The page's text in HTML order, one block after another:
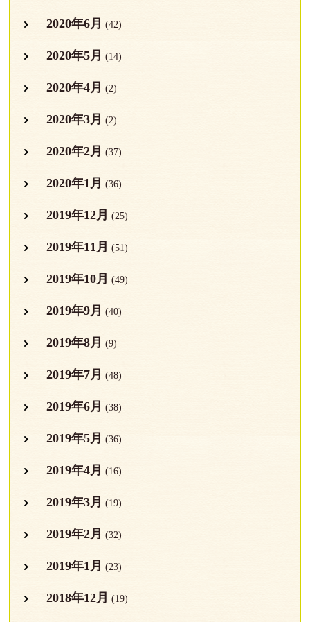
2020年6月 (42)
2020年5月 (14)
2020年4月 (2)
2020年3月 (2)
2020年2月 (37)
2020年1月 (36)
2019年12月 (25)
2019年11月 (51)
2019年10月 (49)
2019年9月 (40)
2019年8月 (9)
2019年7月 (48)
2019年6月 (38)
2019年5月 (36)
2019年4月 (16)
2019年3月 (19)
2019年2月 (32)
2019年1月 (23)
2018年12月 (19)